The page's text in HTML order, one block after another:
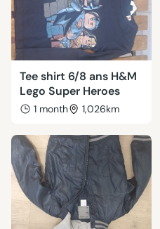
Tee shirt 6/8 ans H&M
Lego Super Heroes
1 month 1,026km